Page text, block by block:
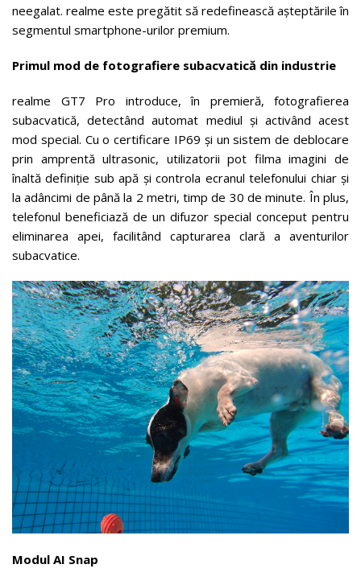
neegalat. realme este pregătit să redefinească așteptările în
segmentul smartphone-urilor premium.
Primul mod de fotografiere subacvatică din industrie
realme GT7 Pro introduce, în premieră, fotografierea
subacvatică, detectând automat mediul și activând acest
mod special. Cu o certificare IP69 și un sistem de deblocare
prin amprentă ultrasonic, utilizatorii pot filma imagini de
înaltă definiție sub apă și controla ecranul telefonului chiar și
la adâncimi de până la 2 metri, timp de 30 de minute. În plus,
telefonul beneficiază de un difuzor special conceput pentru
eliminarea apei, facilitând capturarea clară a aventurilor
subacvatice.
Modul AI Snap